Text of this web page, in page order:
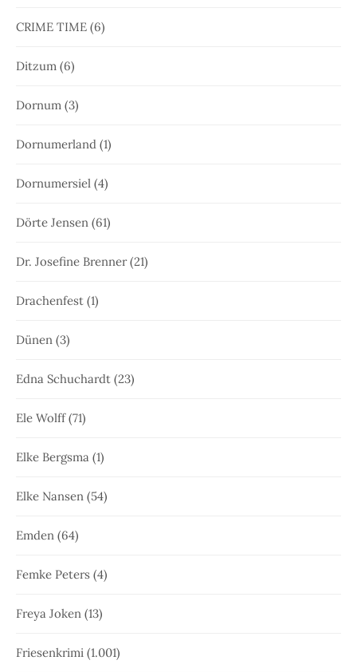
CRIME TIME (6)
Ditzum (6)
Dornum (3)
Dornumerland (1)
Dornumersiel (4)
Dörte Jensen (61)
Dr. Josefine Brenner(21)
Drachenfest (1)
Dünen (3)
Edna Schuchardt (23)
Ele Wolff(71)
Elke Bergsma (1)
Elke Nansen (54)
Emden (64)
Femke Peters (4)
Freya Joken (13)
Friesenkrimi (1.001)